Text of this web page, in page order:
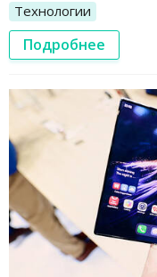
Технологии
Подробнее